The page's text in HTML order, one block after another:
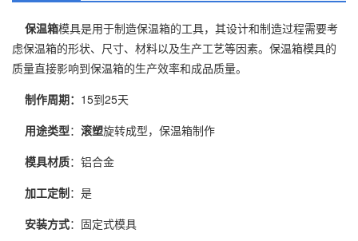
保温箱模具是用于制造保温箱的工具，其设计和制造过程需要考
虑保温箱的形状、尺寸、材料以及生产工艺等因素。保温箱模具的
质量直接影响到保温箱的生产效率和成品质量。
制作周期： 15到25天
用途类型： 滚塑旋转成型，保温箱制作
模具材质：铝合金
加工定制：是
安装方式：固定式模具